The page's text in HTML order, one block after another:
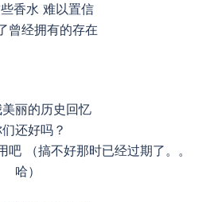
香水 难以置信
曾经拥有的存在
丽的历史回忆
还好吗？
（搞不好那时已经过期了。。
哈）